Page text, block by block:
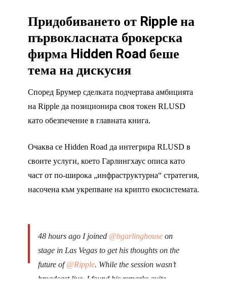
Придобиването от Ripple на
първокласната брокерска
фирма Hidden Road беше
тема на дискусия
Според Брумер сделката подчертава амбицията
на Ripple да позиционира своя токен RLUSD
като обезпечение в главната книга.
Очаква се Hidden Road да интегрира RLUSD в
своите услуги, което Гарлингхаус описа като
част от по-широка „инфраструктурна“ стратегия,
насочена към укрепване на крипто екосистемата.
48 hours ago I joined @bgarlinghouse on
stage in Las Vegas to get his thoughts on the
future of@Ripple. While the session wasn’t
broadcast live, I found his remarks quite